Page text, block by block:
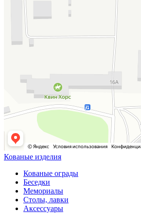
Кованые изделия
Кованые ограды
Беседки
Мемориалы
Столы, лавки
Аксессуары